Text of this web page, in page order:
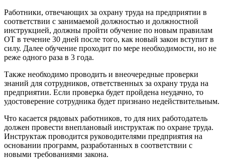
Работники, отвечающих за охрану труда на предприятии в
соответствии с занимаемой должностью и должностной
инструкцией, должны пройти обучение по новым правилам
ОТ в течение 30 дней после того, как новый закон вступит в
силу. Далее обучение проходит по мере необходимости, но не
реже одного раза в 3 года.
Также необходимо проводить и внеочередные проверки
знаний для сотрудников, ответственных за охрану труда на
предприятии. Если проверка будет пройдена неудачно, то
удостоверение сотрудника будет признано недействительным.
Что касается рядовых работников, то для них работодатель
должен провести внеплановый инструктаж по охране труда.
Инструктаж проводится руководителями предприятия на
основании программ, разработанных в соответствии с
новыми требованиями закона.